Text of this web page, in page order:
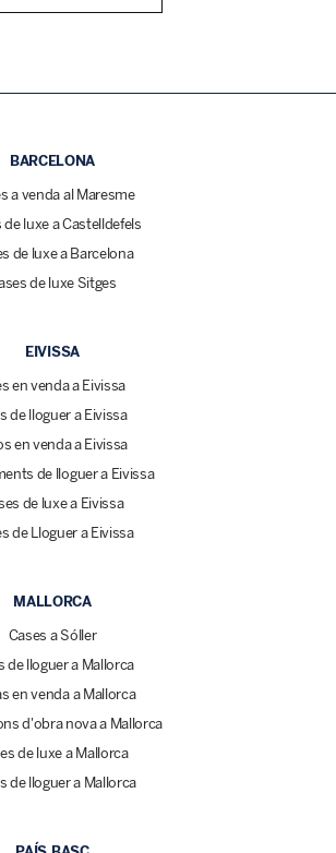
BARCELONA
a venda al Maresme
de luxe a Castelldefels
de luxe a Barcelona
de luxe Sitges
EIVISSA
en venda a Eivissa
de lloguer a Eivissa
en venda a Eivissa
de lloguer a Eivissa
de luxe a Eivissa
de Lloguer a Eivissa
MALLORCA
Cases a Sóller
de lloguer a Mallorca
en venda a Mallorca
d'obra nova a Mallorca
de luxe a Mallorca
de lloguer a Mallorca